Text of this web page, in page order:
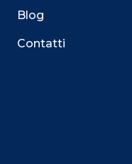
Blog
Contatti